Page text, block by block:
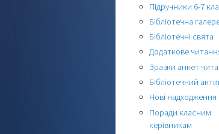
Підручники 6-7
Бібліотечна
Бібліотечні свята
Додаткове
Зразки анкет
Бібліотечний
Нові надходження
Поради класним
керівникам